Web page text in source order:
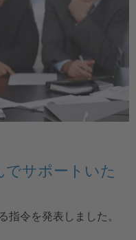
でサポートいた
指令を発表しました。